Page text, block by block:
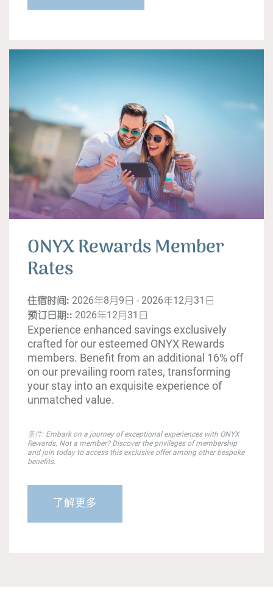
ONYX Rewards Member
Rates
住宿时间: 2026年8月9日 - 2026年12月31日
预订日期:: 2026年12月31日
Experience enhanced savings exclusively
crafted for our esteemed ONYX Rewards
members. Benefit from an additional 16% off
on our prevailing room rates, transforming
your stay into an exquisite experience of
unmatched value.
条件: Embark on a journey of exceptional experiences with ONYX
Rewards. Not a member? Discover the privileges of membership
and join today to access this exclusive offer among other bespoke
benefits.
了解更多